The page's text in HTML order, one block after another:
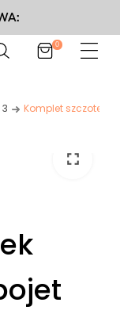
0
Komplet szczotek
fullscreen